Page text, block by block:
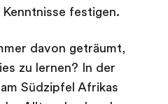
festigen.
davon geträumt,
zu lernen? In der
Südzipfel Afrikas